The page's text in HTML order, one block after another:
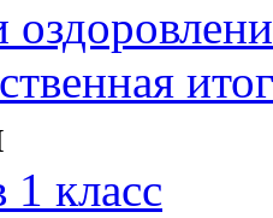
класс